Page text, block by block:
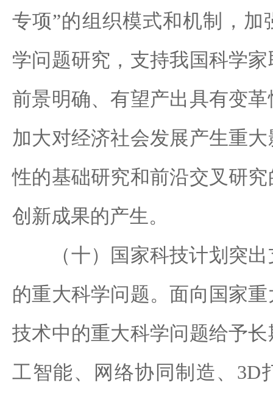
专项”的组织模式和机制，加
学问题研究，支持我国科学
前景明确、有望产出具有变
加大对经济社会发展产生重
性的基础研究和前沿交叉研
创新成果的产生。
（十）国家科技计划突出
的重大科学问题。面向国家
技术中的重大科学问题给予
工智能、网络协同制造、3D